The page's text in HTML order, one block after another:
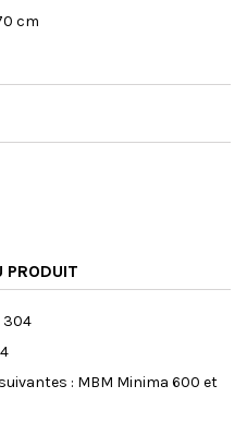
cm
PRODUIT
304
: MBM Minima 600 et